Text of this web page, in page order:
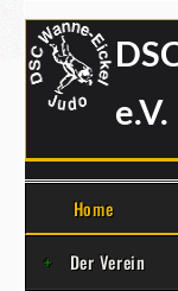
e.V.
Home
Der Verein